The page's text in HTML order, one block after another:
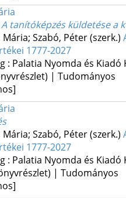
tanítóképzés küldetése a
Szabó, Péter (szerk.)
1777-2027
: Palatia Nyomda és Kiadó
| Tudományos
Szabó, Péter (szerk.)
1777-2027
: Palatia Nyomda és Kiadó
| Tudományos